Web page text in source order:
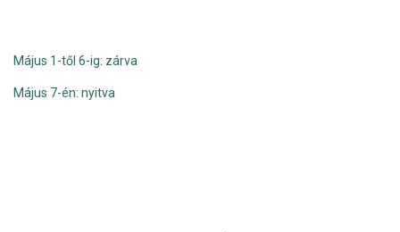
Május 1-től 6-ig: zárva
Május 7-én: nyitva